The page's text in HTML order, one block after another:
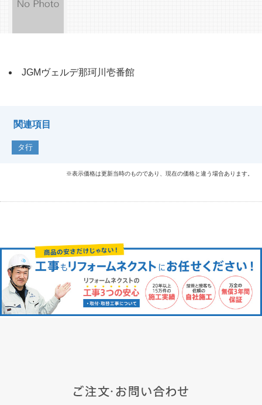
JGMヴェルデ那珂川壱番館
関連項目
タ行
※表示価格は更新当時のものであり、現在の価格と違う場合あります。